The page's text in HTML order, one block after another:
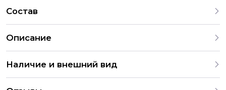
Состав
Описание
100см цвет красный цифры на выбор Идеально для
мероприятий тем или иным образом связанное с
конкретным числом выпускной Новый год день рождения
Наличие и внешний вид